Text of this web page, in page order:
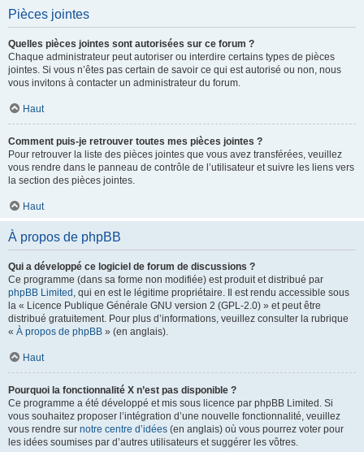
Pièces jointes
Quelles pièces jointes sont autorisées sur ce forum ?
Chaque administrateur peut autoriser ou interdire certains types de pièces
jointes. Si vous n’êtes pas certain de savoir ce qui est autorisé ou non, nous
vous invitons à contacter un administrateur du forum.
Haut
Comment puis-je retrouver toutes mes pièces jointes ?
Pour retrouver la liste des pièces jointes que vous avez transférées, veuillez
vous rendre dans le panneau de contrôle de l’utilisateur et suivre les liens vers
la section des pièces jointes.
Haut
À propos de phpBB
Qui a développé ce logiciel de forum de discussions ?
Ce programme (dans sa forme non modifiée) est produit et distribué par
phpBB Limited , qui en est le légitime propriétaire. Il est rendu accessible sous
la « Licence Publique Générale GNU version 2 (GPL-2.0) » et peut être
distribué gratuitement. Pour plus d’informations, veuillez consulter la rubrique
« À propos de phpBB » (en anglais).
Haut
Pourquoi la fonctionnalité X n’est pas disponible ?
Ce programme a été développé et mis sous licence par phpBB Limited. Si
vous souhaitez proposer l’intégration d’une nouvelle fonctionnalité, veuillez
vous rendre sur notre centre d’idées (en anglais) où vous pourrez voter pour
les idées soumises par d’autres utilisateurs et suggérer les vôtres.